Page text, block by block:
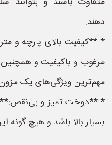
دهند.
* **کیفیت بالای پارچه و
مرغوب و باکیفیت و همچنین
مهم‌ترین ویژگی‌های یک
* **دوخت تمیز و بی‌نقص:**
بسیار بالا باشد و هیچ گونه